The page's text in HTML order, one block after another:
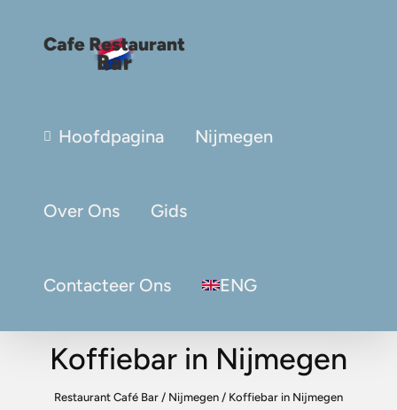
Hoofdpagina Nijmegen
Over Ons Gids
Contacteer Ons ENG
Koffiebar in Nijmegen
Restaurant Café Bar / Nijmegen / Koffiebar in Nijmegen